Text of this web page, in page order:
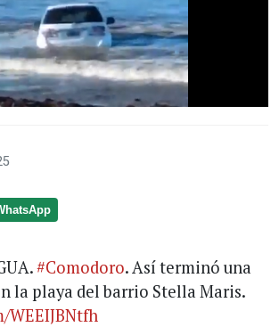
#Comodoro. Así terminó una
la playa del barrio Stella Maris.